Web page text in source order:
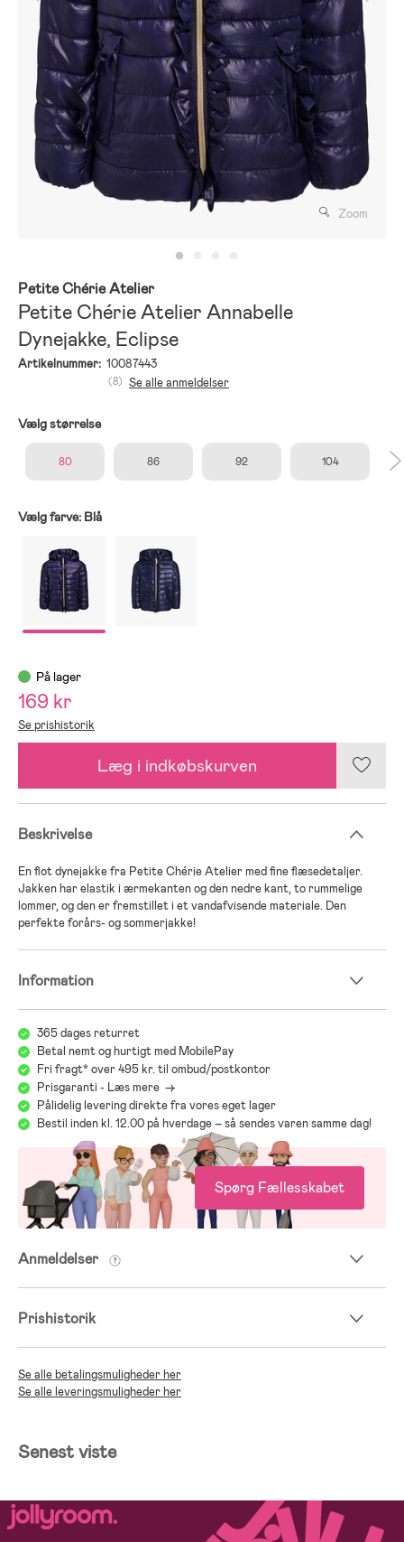
Zoom
Petite Chérie Atelier
Petite Chérie Atelier Annabelle
Dynejakke, Eclipse
Artikelnummer: 10087443
(8) Se alle anmeldelser
Vælg størrelse
80 86 92 104
Vælg farve: Blå
På lager
169 kr
Se prishistorik
Læg i indkøbskurven
Beskrivelse
En flot dynejakke fra Petite Chérie Atelier med fine flæsedetaljer.
Jakken har elastik i ærmekanten og den nedre kant, to rummelige
lommer, og den er fremstillet i et vandafvisende materiale. Den
perfekte forårs- og sommerjakke!
Information
365 dages returret
Betal nemt og hurtigt med MobilePay
Fri fragt* over 495 kr. til ombud/postkontor
Prisgaranti - Læs mere ->
Pålidelig levering direkte fra vores eget lager
Bestil inden kl. 12.00 på hverdage – så sendes varen samme dag!
Spørg Fællesskabet
Anmeldelser
Prishistorik
Se alle betalingsmuligheder her
Se alle leveringsmuligheder her
Senest viste